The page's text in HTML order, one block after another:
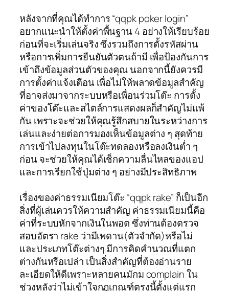
หลังจากที่คุณได้ทำการ “qqpk poker login”
อยากแนะนำให้ตั้งค่าพื้นฐาน 4 อย่างให้เรียบร้อย
ก่อนที่จะเริ่มเล่นจริง ซึ่งรวมถึงการตั้งรหัสผ่าน
หรือการเพิ่มการยืนยันตัวตนถ้ามี เพื่อป้องกันการ
เข้าถึงข้อมูลส่วนตัวของคุณ นอกจากนี้ยังควรมี
การตั้งค่าแจ้งเตือน เพื่อไม่ให้พลาดข้อมูลสำคัญ
ที่อาจส่งมาจากระบบหรือเพื่อนร่วมโต๊ะ การตั้ง
ค่าของโต๊ะและสไตล์การแสดงผลก็สำคัญไม่แพ้
กัน เพราะจะช่วยให้คุณรู้สึกสบายในระหว่างการ
เล่นและง่ายต่อการมองเห็นข้อมูลต่าง ๆ สุดท้าย
การเข้าไปลงทุนในโต๊ะทดลองหรือลงเงินต่ำ ๆ
ก่อน จะช่วยให้คุณได้เช็กความลื่นไหลของแอป
และการเรียกใช้ปุ่มต่าง ๆ อย่างมีประสิทธิภาพ
เรื่องของค่าธรรมเนียมโต๊ะ “qqpk rake” ก็เป็นอีก
สิ่งที่ผู้เล่นควรให้ความสำคัญ ค่าธรรมเนียมนี้คือ
ค่าที่ระบบหักจากเงินในพอต ซึ่งท่านต้องตรวจ
สอบอัตรา rake ว่ามีเพดาน(ตัวจำกัด)หรือไม่
และประเภทโต๊ะต่างๆ มีการคิดคำนวณที่แตก
ต่างกันหรือเปล่า เป็นสิ่งสำคัญที่ต้องอ่านราย
ละเอียดให้ดีเพราะหลายคนมักม complain ใน
ช่วงหลังว่าไม่เข้าใจกฎเกณฑ์ตรงนี้ตั้งแต่แรก